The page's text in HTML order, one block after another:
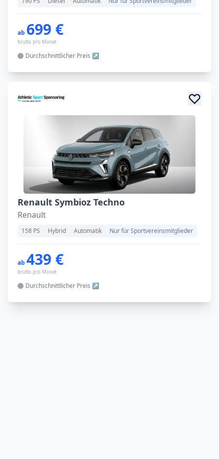
ab 699 €
brutto pro Monat
Durchschnittlicher Preis
Renault Symbioz Techno
Renault
158 PS Hybrid Automatik Nur für Sportvereinsmitglieder
ab 439 €
brutto pro Monat
Durchschnittlicher Preis